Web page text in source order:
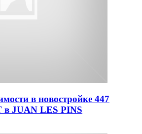
в новостройке 447
JUAN LES PINS